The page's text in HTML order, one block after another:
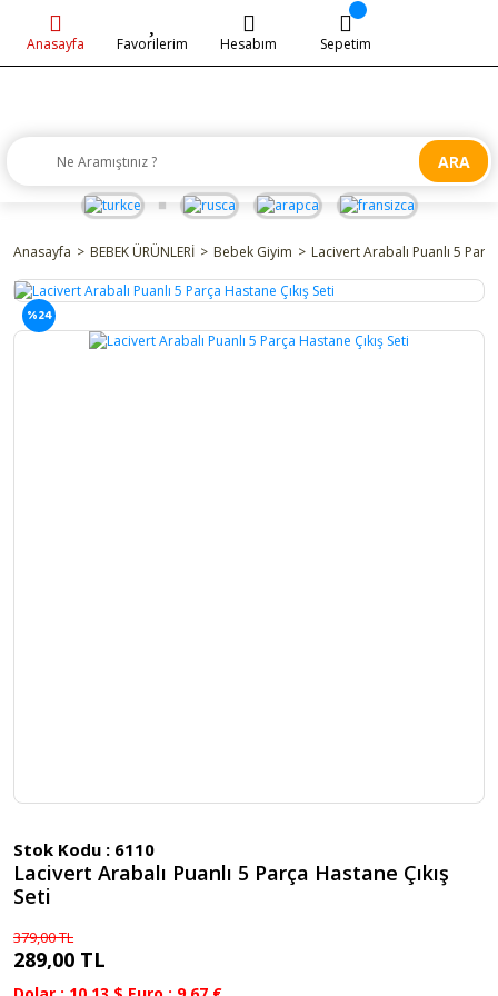
ARA
Anasayfa Favorilerim Hesabım Sepetim
Anasayfa BEBEK ÜRÜNLERİ Bebek Giyim Lacivert Arabalı Puanlı 5
%24
Stok Kodu : 6110
Lacivert Arabalı Puanlı 5 Parça Hastane Çıkış
Seti
379,00 TL
289,00 TL